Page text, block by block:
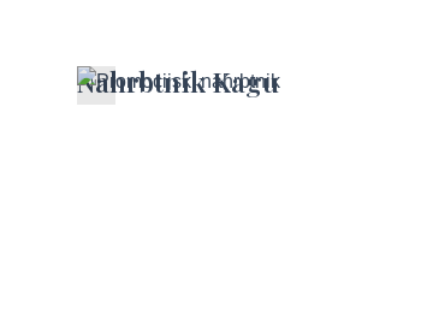
Nahrbtnik Kagu